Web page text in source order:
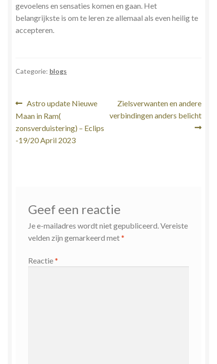
gevoelens en sensaties komen en gaan. Het
belangrijkste is om te leren ze allemaal als even heilig te
accepteren.
Categorie: blogs
Bericht
navigatie
Vorig
bericht:
Astro update Nieuwe
Maan in Ram(
zonsverduistering) – Eclips
-19/20 April 2023
Volgend
bericht:
Zielsverwanten en andere
verbindingen anders belicht
Geef een reactie
Je e-mailadres wordt niet gepubliceerd. Vereiste
velden zijn gemarkeerd met*
Reactie*